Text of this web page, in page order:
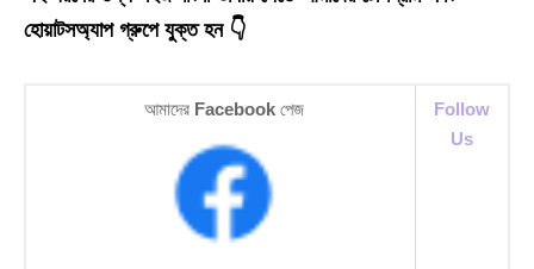
হোয়াটসঅ্যাপ গ্রুপে যুক্ত হন 👇
আমাদের Facebook পেজ
Follow
Us